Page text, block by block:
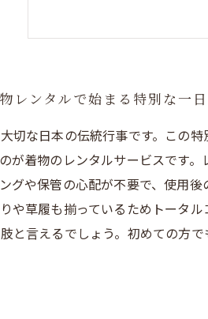
レンタルだからこそ
レンタルで始まる特別な一日
切な日本の伝統行事です。この
が着物のレンタルサービスです
グや保管の心配が不要で、使用
や草履も揃っているためトータ
と言えるでしょう。初めての方